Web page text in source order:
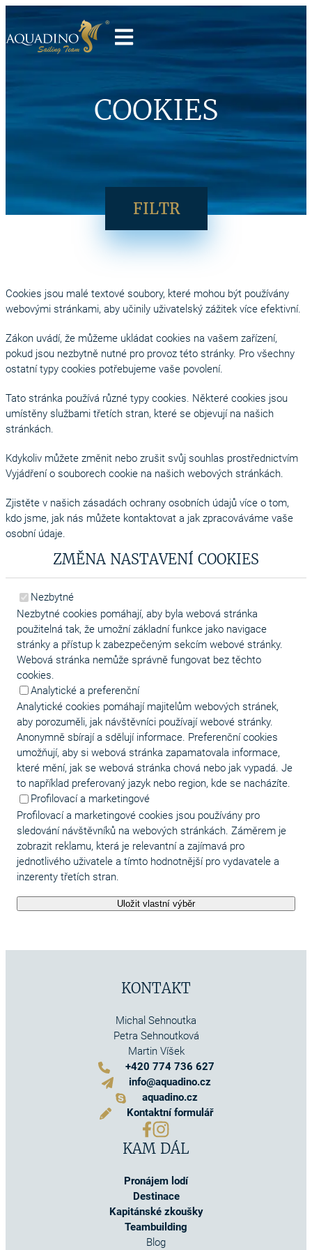
COOKIES
FILTR
Cookies jsou malé textové soubory, které mohou být používány
webovými stránkami, aby učinily uživatelský zážitek více efektivní.
Zákon uvádí, že můžeme ukládat cookies na vašem zařízení,
pokud jsou nezbytně nutné pro provoz této stránky. Pro všechny
ostatní typy cookies potřebujeme vaše povolení.
Tato stránka používá různé typy cookies. Některé cookies jsou
umístěny službami třetích stran, které se objevují na našich
stránkách.
Kdykoliv můžete změnit nebo zrušit svůj souhlas prostřednictvím
Vyjádření o souborech cookie na našich webových stránkách.
Zjistěte v našich zásadách ochrany osobních údajů více o tom,
kdo jsme, jak nás můžete kontaktovat a jak zpracováváme vaše
osobní údaje.
ZMĚNA NASTAVENÍ COOKIES
Nezbytné
Nezbytné cookies pomáhají, aby byla webová stránka
použitelná tak, že umožní základní funkce jako navigace
stránky a přístup k zabezpečeným sekcím webové stránky.
Webová stránka nemůže správně fungovat bez těchto
cookies.
Analytické a preferenční
Analytické cookies pomáhají majitelům webových stránek,
aby porozuměli, jak návštěvníci používají webové stránky.
Anonymně sbírají a sdělují informace. Preferenční cookies
umožňují, aby si webová stránka zapamatovala informace,
které mění, jak se webová stránka chová nebo jak vypadá. Je
to například preferovaný jazyk nebo region, kde se nacházíte.
Profilovací a marketingové
Profilovací a marketingové cookies jsou používány pro
sledování návštěvníků na webových stránkách. Záměrem je
zobrazit reklamu, která je relevantní a zajímavá pro
jednotlivého uživatele a tímto hodnotnější pro vydavatele a
inzerenty třetích stran.
Uložit vlastní výběr
KONTAKT
Michal Sehnoutka
Petra Sehnoutková
Martin Víšek
+420 774 736 627
info@aquadino.cz
aquadino.cz
Kontaktní formulář
KAM DÁL
Pronájem lodí
Destinace
Kapitánské zkoušky
Teambuilding
Blog